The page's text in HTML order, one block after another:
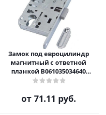
Замок под евроцилиндр
магнитный с ответной
планкой B061035034640
Матовый хром AGB
от 71.11 руб.